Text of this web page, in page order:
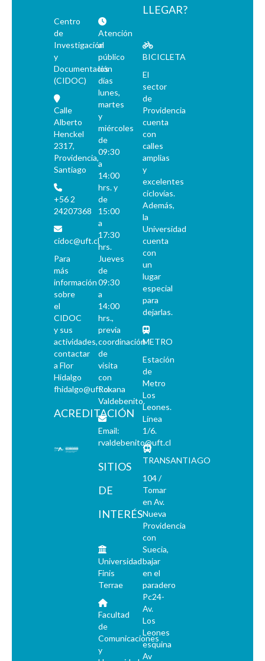
Centro
de
Investigación
y
Documentación
(CIDOC)
Calle
Alberto
Henckel
2317,
Providencia,
Santiago
+56 2
24207368
cidoc@uft.cl
Para
más
información
sobre
el
CIDOC
y sus
actividades,
contactar
a Flor
Hidalgo
fhidalgo@uft.cl
ACREDITACIÓN
Atención
al
público
los
días
lunes,
martes
y
miércoles
de
09:30
a
14:00
hrs. y
de
15:00
a
17:30
hrs.
Jueves
de
09:30
a
14:00
hrs.,
previa
coordinación
de
visita
con
Roxana
Valdebenito.
Email:
rvaldebenito@uft.cl
SITIOS
DE
INTERÉS
Universidad
Finis
Terrae
Facultad
de
Comunicaciones
y
LLEGAR?
BICICLETA
El
sector
de
Providencia
cuenta
con
calles
amplias
y
excelentes
ciclovías.
Además,
la
Universidad
cuenta
con
un
lugar
especial
para
dejarlas.
METRO
Estación
de
Metro
Los
Leones.
Línea
1/6.
TRANSANTIAGO
104 /
Tomar
en Av.
Nueva
Providencia
con
Suecia,
bajar
en el
paradero
Pc24-
Av.
Los
Leones
esquina
Av